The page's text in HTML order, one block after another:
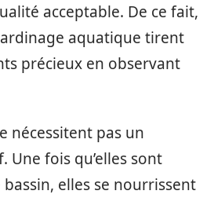
acceptable. De ce fait,
aquatique tirent
précieux en observant
nécessitent pas un
Une fois qu’elles sont
elles se nourrissent